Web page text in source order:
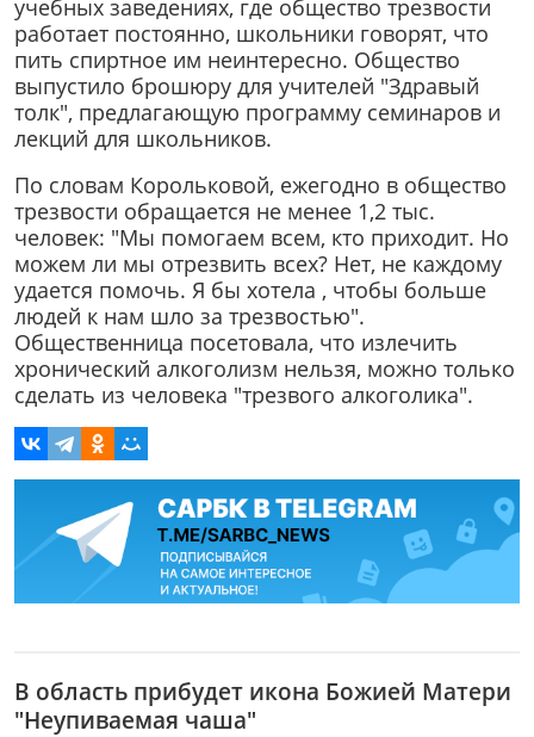
учебных заведениях, где общество трезвости
работает постоянно, школьники говорят, что
пить спиртное им неинтересно. Общество
выпустило брошюру для учителей "Здравый
толк", предлагающую программу семинаров и
лекций для школьников.
По словам Корольковой, ежегодно в общество
трезвости обращается не менее 1,2 тыс.
человек: "Мы помогаем всем, кто приходит. Но
можем ли мы отрезвить всех? Нет, не каждому
удается помочь. Я бы хотела , чтобы больше
людей к нам шло за трезвостью".
Общественница посетовала, что излечить
хронический алкоголизм нельзя, можно только
сделать из человека "трезвого алкоголика".
В область прибудет икона Божией Матери
"Неупиваемая чаша"